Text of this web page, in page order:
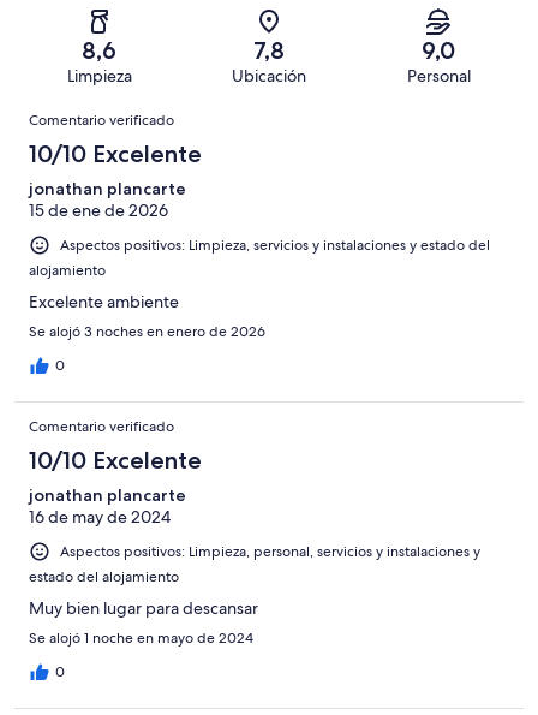
puntuación
puntuación
puntuación
Normal
una
puntuación
Mediocre
424
una
puntuación
de
8,6
Limpieza
7,8
Ubicación
9,0
Personal
Comentarios
Comentario verificado
10/10 Excelente
jonathan plancarte
15 de ene de 2026
Aspectos positivos: Limpieza, servicios y instalaciones y estado del
alojamiento
Excelente ambiente
Se alojó 3 noches en enero de 2026
0
Comentario verificado
10/10 Excelente
jonathan plancarte
16 de may de 2024
Aspectos positivos: Limpieza, personal, servicios y instalaciones y
estado del alojamiento
Muy bien lugar para descansar
Se alojó 1 noche en mayo de 2024
0